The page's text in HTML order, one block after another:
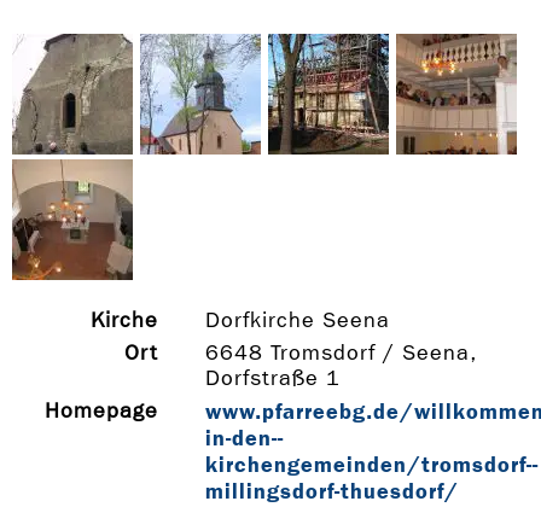
Kirche
Dorfkirche Seena
Ort
6648 Tromsdorf / Seena,
Dorfstraße 1
Homepage
www.pfarreebg.de/
in-­den-­
kirchengemeinden/tromsdorf-­
millingsdorf-­thuesdorf/